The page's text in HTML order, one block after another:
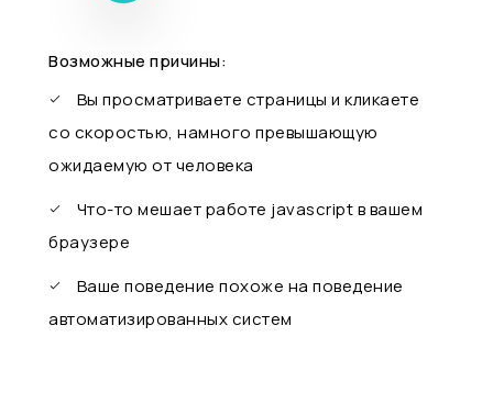
Возможные причины:
Вы просматриваете страницы и кликаете
со скоростью, намного превышающую
ожидаемую от человека
Что-то мешает работе javascript в вашем
браузере
Ваше поведение похоже на поведение
автоматизированных систем